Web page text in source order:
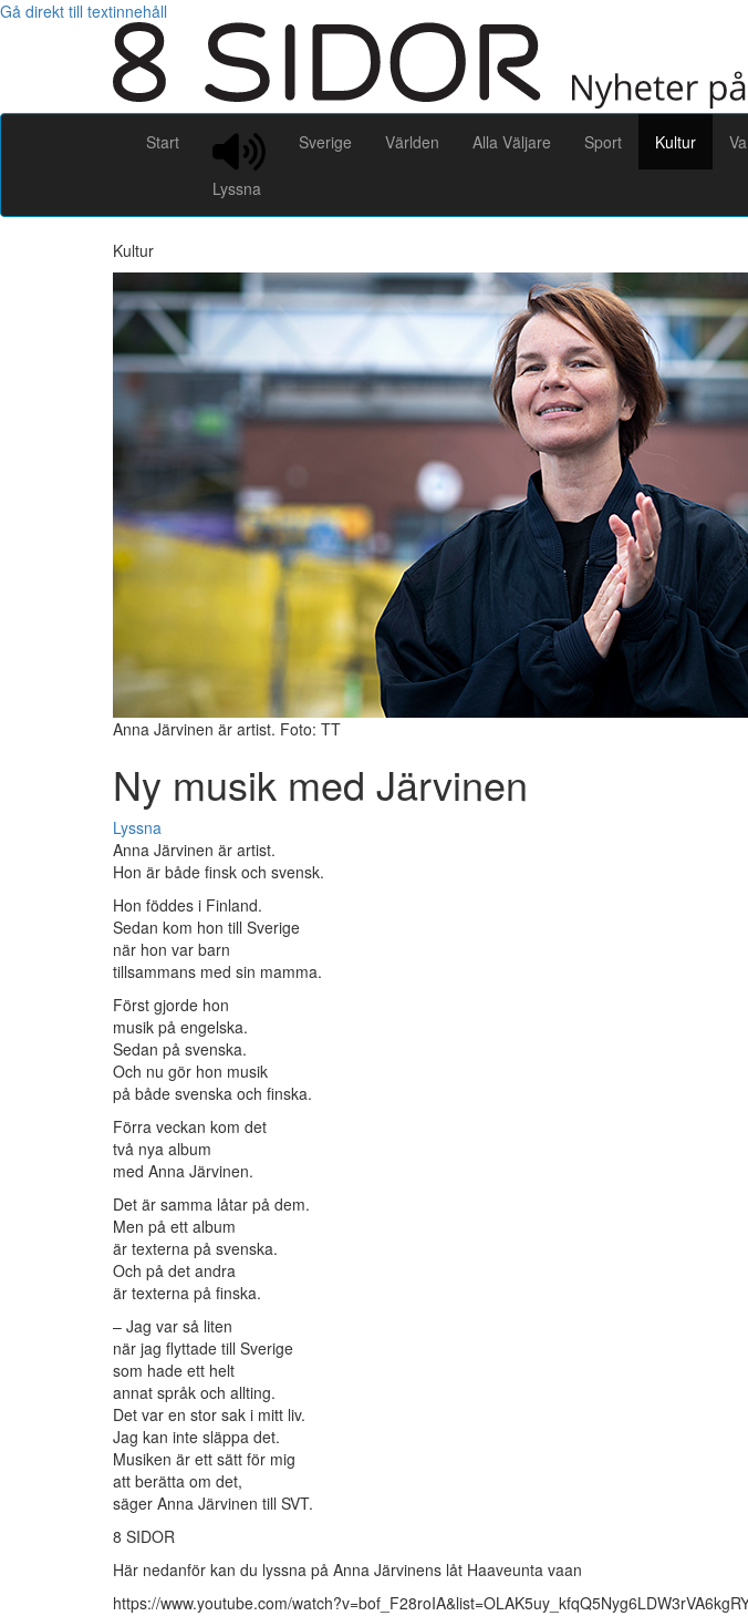
Gå direkt till textinnehåll
Start
Lyssna
Sverige Världen Alla Väljare Sport Kultur
Kultur
Anna Järvinen är artist. Foto: TT
Ny musik med Järvinen
Lyssna
Anna Järvinen är artist.
Hon är både finsk och svensk.
Hon föddes i Finland.
Sedan kom hon till Sverige
när hon var barn
tillsammans med sin mamma.
Först gjorde hon
musik på engelska.
Sedan på svenska.
Och nu gör hon musik
på både svenska och finska.
Förra veckan kom det
två nya album
med Anna Järvinen.
Det är samma låtar på dem.
Men på ett album
är texterna på svenska.
Och på det andra
är texterna på finska.
– Jag var så liten
när jag flyttade till Sverige
som hade ett helt
annat språk och allting.
Det var en stor sak i mitt liv.
Jag kan inte släppa det.
Musiken är ett sätt för mig
att berätta om det,
säger Anna Järvinen till SVT.
8 SIDOR
Här nedanför kan du lyssna på Anna Järvinens låt Haaveunta vaan
https://www.youtube.com/